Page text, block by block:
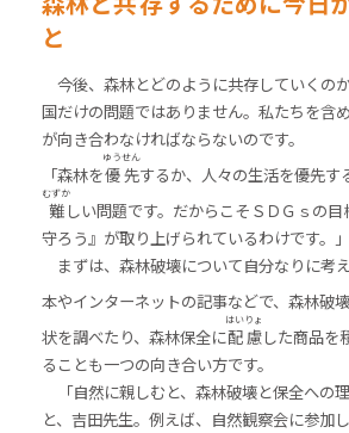
と
今後、森林とどのように共存していくの
国だけの問題ではありません。私たちを含
が向き合わなければならないのです。
「森林を優
ゆう
先
せん
するか、人々の生活を優先す
難
むずか
しい問題です。だからこそＳＤＧｓの
守ろう』が取り上げられているわけです。」
まずは、森林破壊について自分なりに考
本やインターネットの記事などで、森林破
状を調べたり、森林保全に配
はい
慮
りょ
した商品を
ることも一つの向き合い方です。
「自然に親しむと、森林破壊と保全への理
と、吉田先生。例えば、自然観察会に参加